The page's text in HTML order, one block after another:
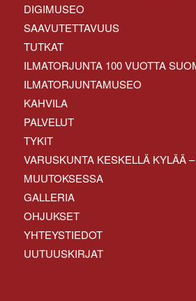
DIGIMUSEO
SAAVUTETTAVUUS
TUTKAT
ILMATORJUNTA 100 VUOTTA
ILMATORJUNTAMUSEO
KAHVILA
PALVELUT
TYKIT
VARUSKUNTA KESKELLÄ KYLÄÄ
MUUTOKSESSA
GALLERIA
OHJUKSET
YHTEYSTIEDOT
UUTUUSKIRJAT